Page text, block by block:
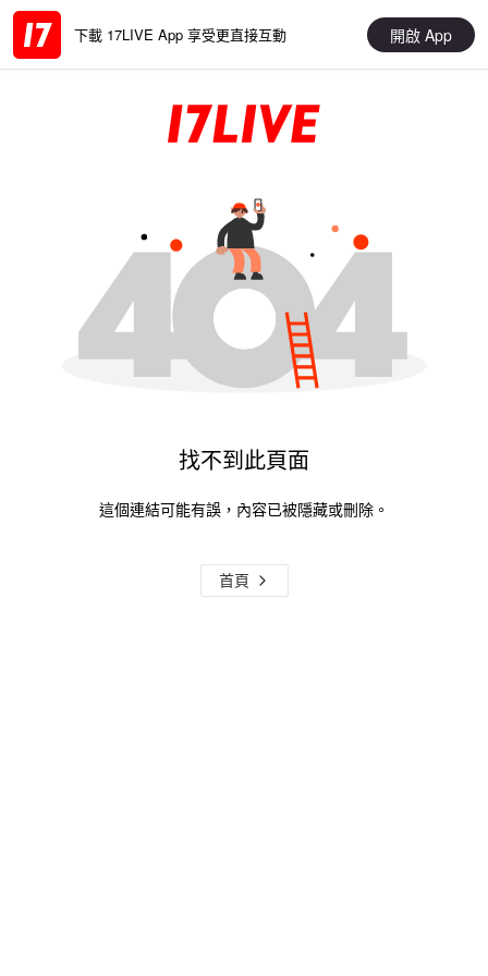
下載 17LIVE App 享受更直接互動 開啟 App
找不到此頁面
這個連結可能有誤，內容已被隱藏或刪除。
首頁